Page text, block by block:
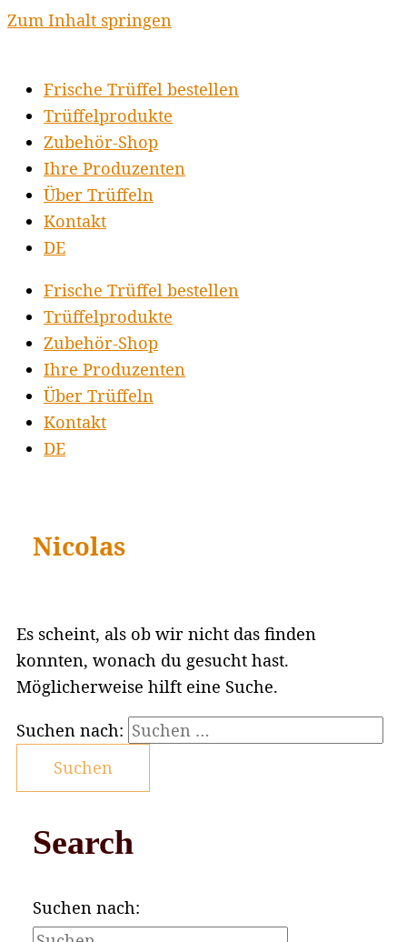
Zum Inhalt springen
Frische Trüffel bestellen
Trüffelprodukte
Zubehör-Shop
Ihre Produzenten
Über Trüffeln
Kontakt
DE
Frische Trüffel bestellen
Trüffelprodukte
Zubehör-Shop
Ihre Produzenten
Über Trüffeln
Kontakt
DE
Nicolas
Es scheint, als ob wir nicht das finden
konnten, wonach du gesucht hast.
Möglicherweise hilft eine Suche.
Suchen nach:
Search
Suchen nach: